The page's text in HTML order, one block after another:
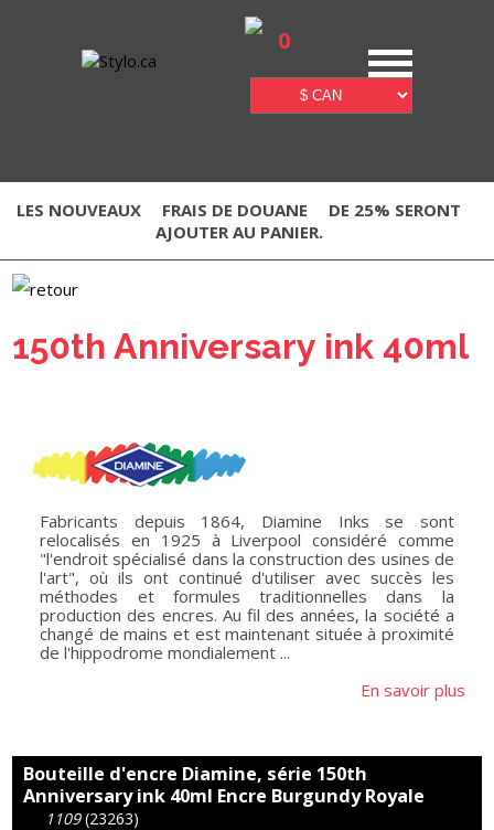
0
LES NOUVEAUX FRAIS DE DOUANE
DE 25% SERONT
AJOUTER AU PANIER.
150th Anniversary ink 40ml
Fabricants depuis 1864, Diamine Inks se sont
relocalisés en 1925 à Liverpool considéré comme
"l'endroit spécialisé dans la construction des usines de
l'art", où ils ont continué d'utiliser avec succès les
méthodes et formules traditionnelles dans la
production des encres. Au fil des années, la société a
changé de mains et est maintenant située à proximité
de l'hippodrome mondialement ...
En savoir plus
Bouteille d'encre Diamine, série 150th
Anniversary ink 40ml Encre Burgundy Royale
1109 (23263)